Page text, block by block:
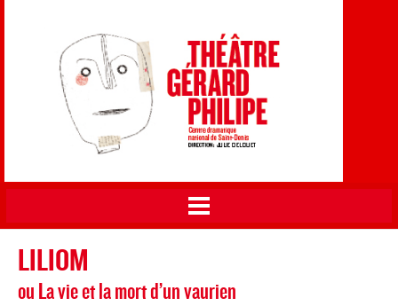
principal
Vous êtes ici
LILIOM
ou La vie et la mort d’un vaurien